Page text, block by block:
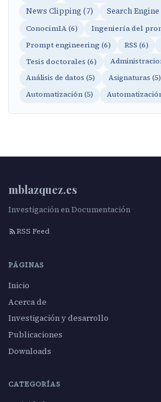
News Clipping (7)
Search Engine
ConocimIA (6)
Ingeniería del
Prompt engineering (6)
RSS (6)
Tesis doctorales (6)
Análisis de datos (5)
Asignaturas (5)
Automatización (5)
mblazquez.es
Investigación en Documentación
RSS Feed
PÁGINAS
Inicio
Acerca de
Investigación y desarrollo
Publicaciones
Downloads
CATEGORÍAS